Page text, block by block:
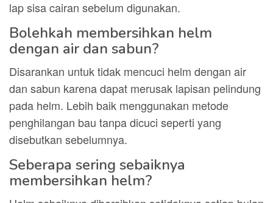
lap sisa cairan sebelum digunakan.
Bolehkah membersihkan helm
dengan air dan sabun?
Disarankan untuk tidak mencuci helm dengan air
dan sabun karena dapat merusak lapisan pelindung
pada helm. Lebih baik menggunakan metode
penghilangan bau tanpa dicuci seperti yang
disebutkan sebelumnya.
Seberapa sering sebaiknya
membersihkan helm?